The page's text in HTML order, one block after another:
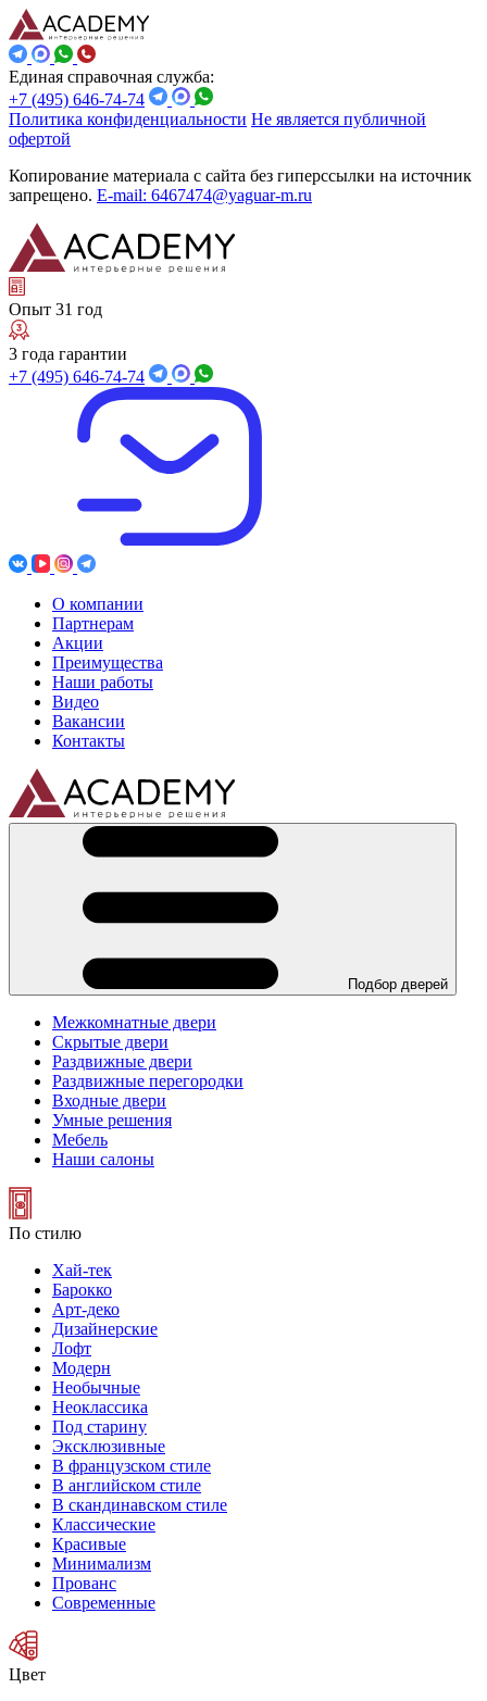
Единая справочная служба:
+7 (495) 646-74-74
Политика конфиденциальности Не является публичной
офертой
Копирование материала с сайта без гиперссылки на источник
запрещено. E-mail: 6467474@yaguar-m.ru
Опыт 31 год
3 года гарантии
+7 (495) 646-74-74
О компании
Партнерам
Акции
Преимущества
Наши работы
Видео
Вакансии
Контакты
Подбор дверей
Межкомнатные двери
Скрытые двери
Раздвижные двери
Раздвижные перегородки
Входные двери
Умные решения
Мебель
Наши салоны
По стилю
Хай-тек
Барокко
Арт-деко
Дизайнерские
Лофт
Модерн
Необычные
Неоклассика
Под старину
Эксклюзивные
В французском стиле
В английском стиле
В скандинавском стиле
Классические
Красивые
Минимализм
Прованс
Современные
Цвет